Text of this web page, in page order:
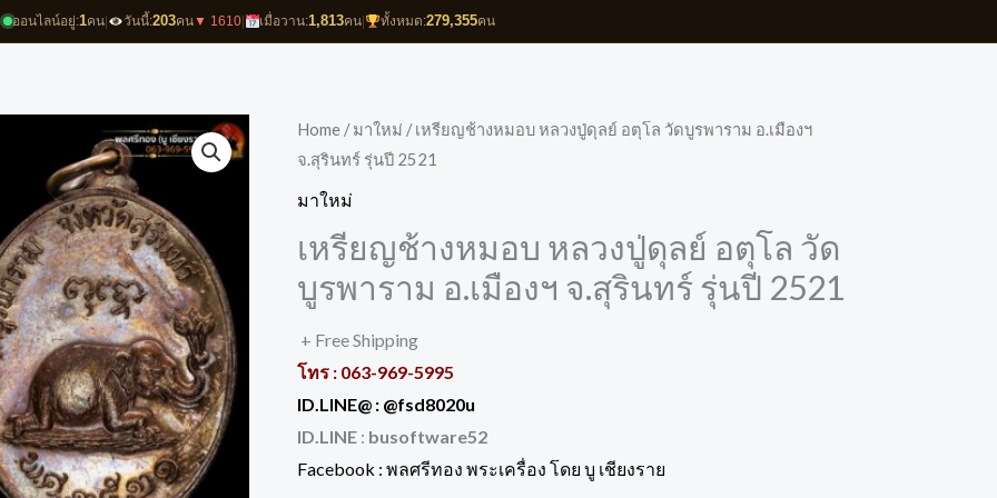
ออนไลน์อยู่:1คน วันนี้:203คน▼ 1610| เมื่อวาน:1,813คน ทั้งหมด:279,355คน
Home /มาใหม่ / เหรียญช้างหมอบ หลวงปู่ดุลย์ อตุโล วัดบูรพาราม อ.เมืองฯ
จ.สุรินทร์ รุ่นปี 2521
มาใหม่
เหรียญช้างหมอบ หลวงปู่ดุลย์ อตุโล วัด
บูรพาราม อ.เมืองฯ จ.สุรินทร์ รุ่นปี 2521
+ Free Shipping
โทร : 063-969-5995
ID.LINE@ : @fsd8020u
ID.LINE : busoftware52
Facebook : พลศรีทอง พระเครื่อง โดย บู เชียงราย